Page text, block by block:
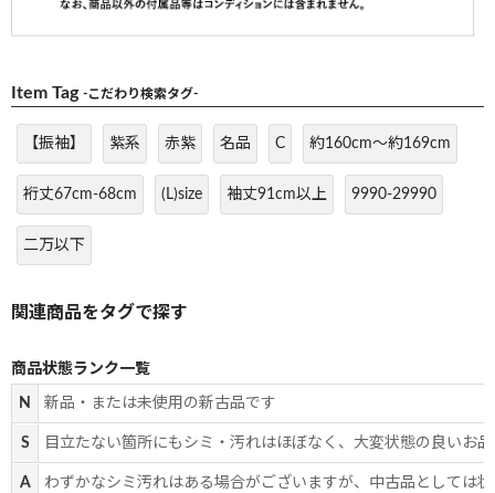
Item Tag -こだわり検索タグ-
【振袖】 紫系 赤紫 名品 C 約160cm～約169cm
裄丈67cm-68cm (L)size 袖丈91cm以上 9990-29990
二万以下
商品状態ランク一覧
N 新品・または未使用の新古品です
S 目立たない箇所にもシミ・汚れはほぼなく、大変状態の良いお
A わずかなシミ汚れはある場合がございますが、中古品としては